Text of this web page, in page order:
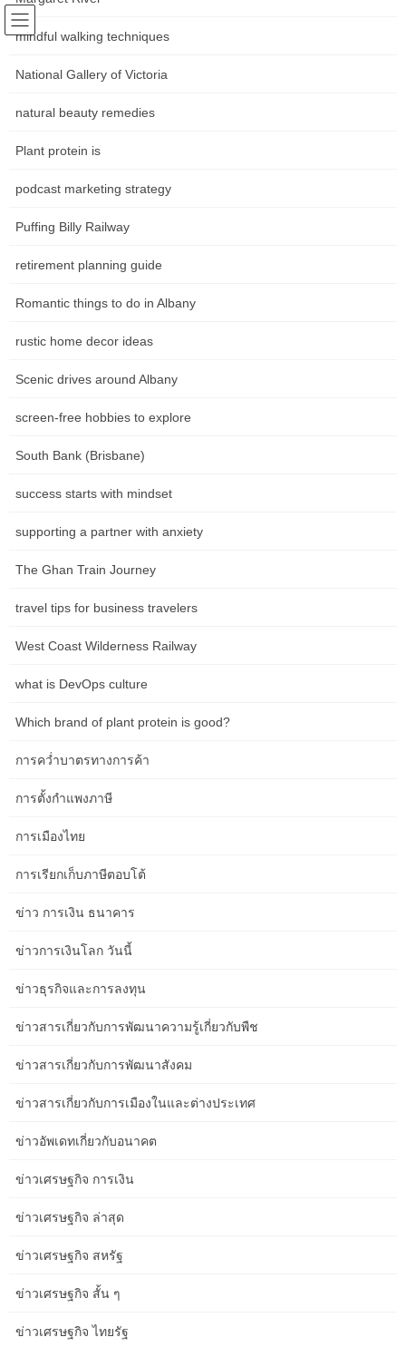
Skip
Skip
Community news Movements in
the art world
HOME หน้าหลัก mindful walking techniques
Walking Meditation: What It Is, The Method To
important traction as a complementary apply to mindfulness-
unplugging from digital units and on-line platforms to scale back
deepen your own apply, you could really feel inspired to […]
Faster in Darwin
Providers
Starting in Canberra
Adelaide
A Local Approach to Clinic Website SEO for Creatives in Perth
Brisbane
Clinics in Melbourne
Event Organisers in the Gold Coast
Hobart
and Next Steps
Category
mindful walking techniques
National Gallery of Victoria
natural beauty remedies
Plant protein is
podcast marketing strategy
Puffing Billy Railway
retirement planning guide
Romantic things to do in Albany
rustic home decor ideas
Scenic drives around Albany
screen-free hobbies to explore
South Bank (Brisbane)
success starts with mindset
supporting a partner with anxiety
The Ghan Train Journey
travel tips for business travelers
West Coast Wilderness Railway
what is DevOps culture
Which brand of plant protein is good?
การคว่ำบาตรทางการค้า
การตั้งกำแพงภาษี
การเมืองไทย
การเรียกเก็บภาษีตอบโต้
ข่าว การเงิน ธนาคาร
ข่าวการเงินโลก วันนี้
ข่าวธุรกิจและการลงทุน
ข่าวสารเกี่ยวกับการพัฒนาความรู้เกี่ยวกับพืช
ข่าวสารเกี่ยวกับการพัฒนาสังคม
ข่าวสารเกี่ยวกับการเมืองในและต่างประเทศ
ข่าวอัพเดทเกี่ยวกับอนาคต
ข่าวเศรษฐกิจ การเงิน
ข่าวเศรษฐกิจ ล่าสุด
ข่าวเศรษฐกิจ สหรัฐ
ข่าวเศรษฐกิจ สั้น ๆ
ข่าวเศรษฐกิจ ไทยรัฐ